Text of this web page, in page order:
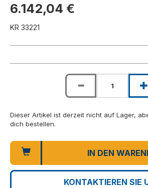
6.142,04 €
KR 33221
Dieser Artikel ist derzeit nicht auf Lager,
dich bestellen.
IN DEN
KONTAKTIEREN SIE